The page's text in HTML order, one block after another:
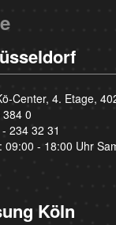
Center, 4. Etage,
0
234 32 31
09:00 - 18:00 Uhr
Köln